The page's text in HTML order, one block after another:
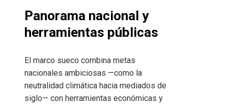
Panorama nacional y
herramientas públicas
El marco sueco combina metas
nacionales ambiciosas —como la
neutralidad climática hacia mediados de
siglo— con herramientas económicas y